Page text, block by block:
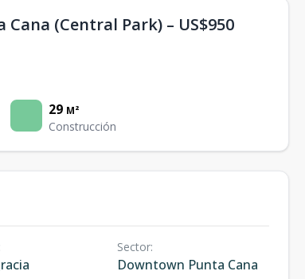
(Central Park) – US$950
29 M²
Construcción
Sector:
Downtown Punta Cana